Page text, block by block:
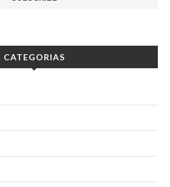
CATEGORIAS